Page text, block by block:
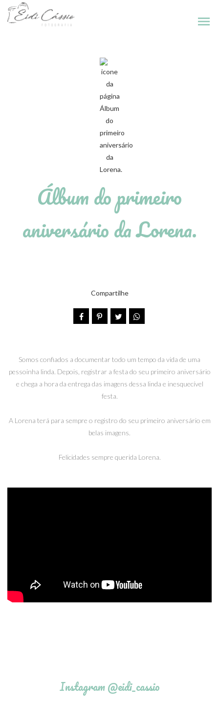
menu
Álbum do primeiro
aniversário da Lorena.
Compartilhe
Somos confiados a documentar todo um tempo da vida de uma
pessoinha linda. Depois, registrar a festa do seu primeiro aniversário
e chega a hora da entrega das imagens dessa linda e inesquecível
festa.
A Lorena terá para sempre o registro do seu primeiro aniversário em
belas imagens.
Felicidades sempre querida Lorena.
Instagram @eidi_cassio